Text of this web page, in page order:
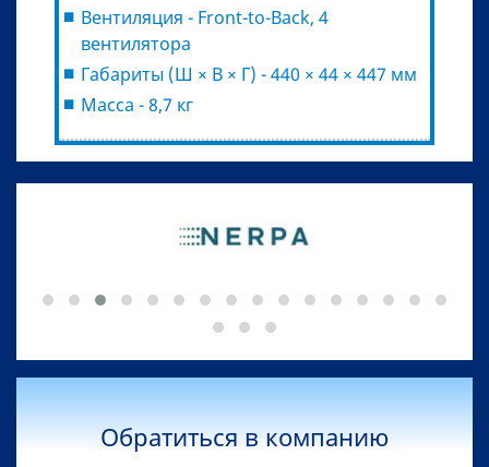
Вентиляция - Front-to-Back, 4
вентилятора
Габариты (Ш × В × Г) - 440 × 44 × 447 мм
Масса - 8,7 кг
Обратиться в компанию